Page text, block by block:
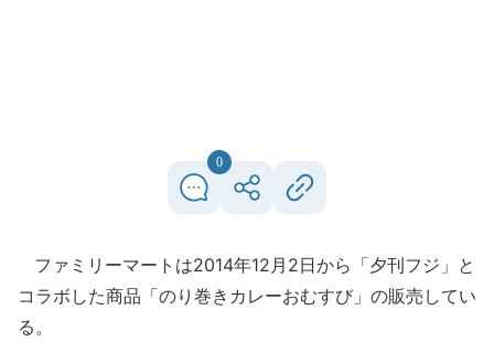
0
ファミリーマートは2014年12月2日から「夕刊フジ」と
コラボした商品「のり巻きカレーおむすび」の販売してい
る。